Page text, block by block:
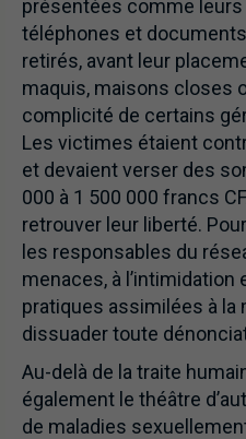
présentées comme
téléphones et
retirés, avant leur
maquis, maisons closes
complicité de certains
Les victimes étaient
et devaient verser des
000 à 1 500 000 francs
retrouver leur liberté.
les responsables du
menaces, à l’intimidation
pratiques assimilées à la
dissuader toute
Au-delà de la traite
également le théâtre
de maladies